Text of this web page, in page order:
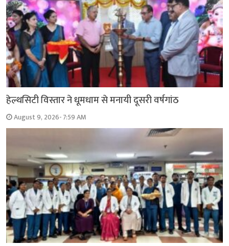
हेल्थसिटी विस्तार ने धूमधाम से मनायी दूसरी वर्षगांठ
August 9, 2026- 7:59 AM